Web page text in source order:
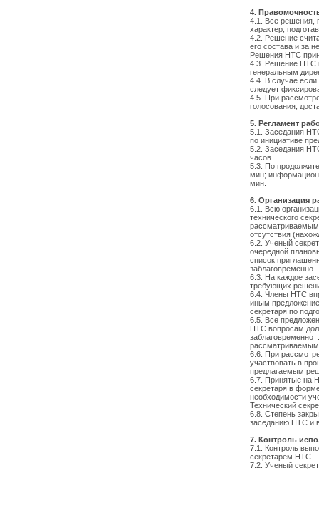
4.
4.1. Все решения,
характер,
4.2. Решение
его состава и за
Решения НТС
4.3. Решение НТС
генеральным
4.4. В случае
следует
4.5. При
голосования,
5. Регламент
5.1. Заседания
по инициативе
5.2. Заседания
часов.
5.3. По
мин;
мин.
6. Организация
6.1. Всю
технического
рассматриваемым
отсутствия
6.2. Ученый
очередной
список
заблаговременно.
6.3. На каждое
требующих
6.4. Члены НТС
иным
секретаря по
6.5. Все
НТС вопросам
заблаговременно
рассматриваемым
6.6. При
участвовать в
предлагаемым
6.7. Принятые на
секретаря в
необходимости
Технический
6.8. Степень
заседанию НТС и
7. Контроль
7.1. Контроль
секретарем НТС.
7.2. Ученый